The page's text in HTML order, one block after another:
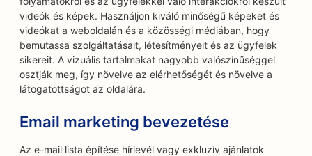
videók és képek. Használjon kiváló minőségű képeket és
videókat a weboldalán és a közösségi médiában, hogy
bemutassa szolgáltatásait, létesítményeit és az ügyfelek
sikereit. A vizuális tartalmakat nagyobb valószínűséggel
osztják meg, így növelve az elérhetőségét és növelve a
látogatottságot az oldalára.
Email marketing bevezetése
Az e-mail lista építése hírlevél vagy exkluzív ajánlatok